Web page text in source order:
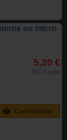
ou micro-
5,20 €
TTC l'unite
Commander